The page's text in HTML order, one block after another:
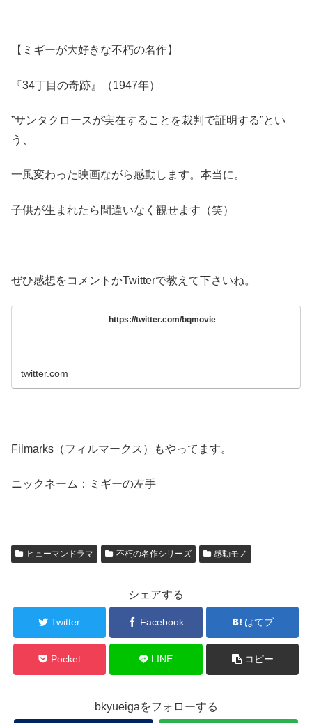
【ミギーが大好きな不朽の名作】
『34丁目の奇跡』（1947年）
”サンタクロースが実在することを裁判で証明する”とい
う、
一風変わった映画ながら感動します。本当に。
子供が生まれたら間違いなく観せます（笑）
ぜひ感想をコメントかTwitterで教えて下さいね。
https://twitter.com/bqmovie
twitter.com
Filmarks（フィルマークス）もやってます。
ニックネーム：ミギーの左手
ヒューマンドラマ 不朽の名作シリーズ 感動モノ
シェアする
Twitter Facebook はてブ
Pocket LINE コピー
bkyueigaをフォローする